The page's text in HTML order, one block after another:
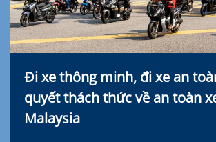
Đi xe thông minh, đi xe an
quyết thách thức về an toàn
Malaysia